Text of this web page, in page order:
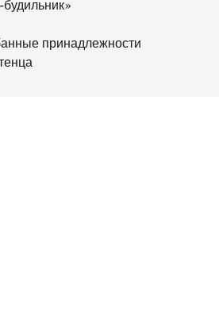
будильник»
принадлежности